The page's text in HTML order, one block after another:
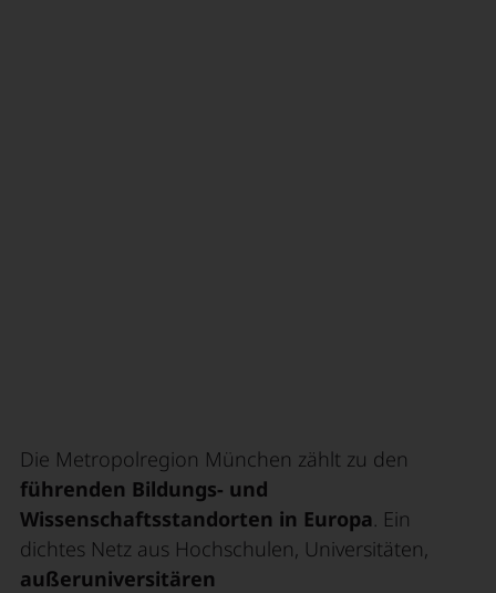
Die Metropolregion München zählt zu den
führenden Bildungs- und
Wissenschaftsstandorten in Europa . Ein
dichtes Netz aus Hochschulen, Universitäten,
außeruniversitären